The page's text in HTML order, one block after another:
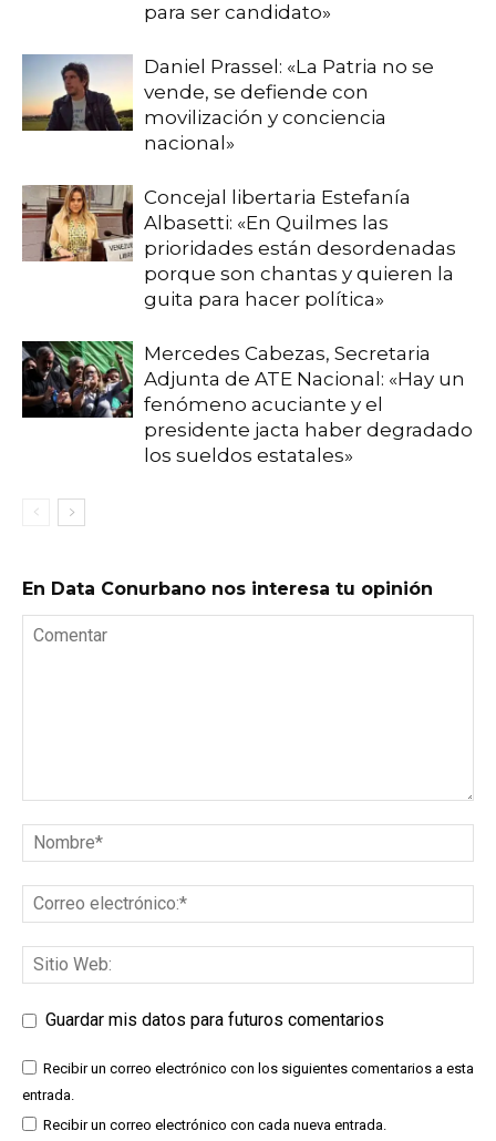
para ser candidato»
Daniel Prassel: «La Patria no se
vende, se defiende con
movilización y conciencia
nacional»
Concejal libertaria Estefanía
Albasetti: «En Quilmes las
prioridades están desordenadas
porque son chantas y quieren la
guita para hacer política»
Mercedes Cabezas, Secretaria
Adjunta de ATE Nacional: «Hay un
fenómeno acuciante y el
presidente jacta haber degradado
los sueldos estatales»
En Data Conurbano nos interesa tu opinión
Guardar mis datos para futuros comentarios
Recibir un correo electrónico con los siguientes comentarios a esta
entrada.
Recibir un correo electrónico con cada nueva entrada.